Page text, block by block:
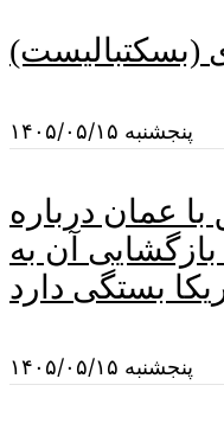
(بسکتبالیست)
پنجشنبه ۱۴۰۵/۰۵/۱۵
با عمان درباره
آن به
بستگی دارد
پنجشنبه ۱۴۰۵/۰۵/۱۵